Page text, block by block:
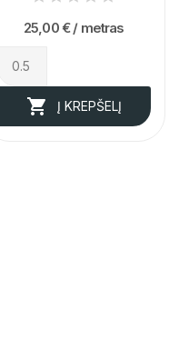
25,00 € / metras
 Į KREPŠELĮ